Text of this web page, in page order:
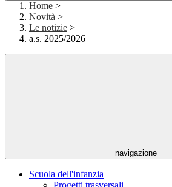
Home >
Novità >
Le notizie >
a.s. 2025/2026
navigazione
Scuola dell'infanzia